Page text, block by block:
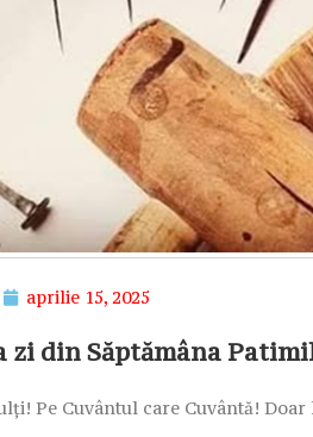
aprilie 15, 2025
zi din Săptămâna
Pe Cuvântul care Cuvântă!